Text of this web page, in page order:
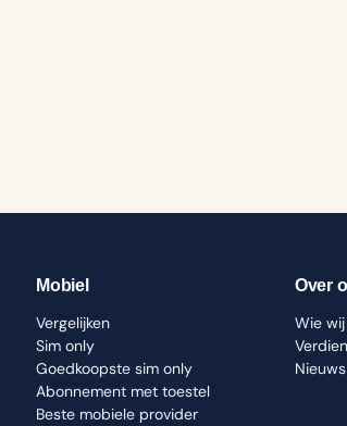
Mobiel
Vergelijken
Sim only
Goedkoopste sim only
Abonnement met toestel
Beste mobiele provider
Over
Wie
Nieuws